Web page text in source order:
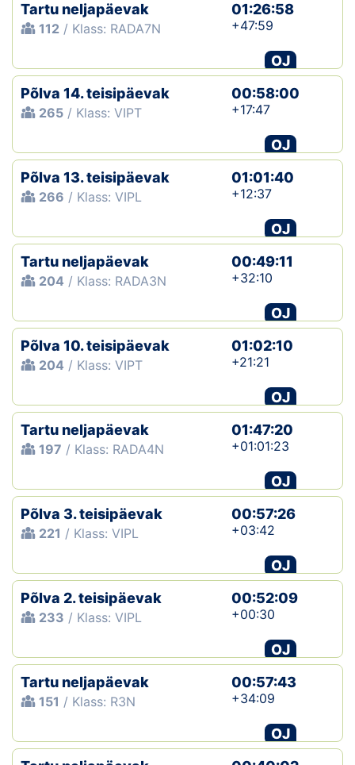
Tartu neljapäevak
112 / Klass: RADA7N
01:26:58
+47:59
OJ
Põlva 14. teisipäevak
265 / Klass: VIPT
00:58:00
+17:47
OJ
Põlva 13. teisipäevak
266 / Klass: VIPL
01:01:40
+12:37
OJ
Tartu neljapäevak
204 / Klass: RADA3N
00:49:11
+32:10
OJ
Põlva 10. teisipäevak
204 / Klass: VIPT
01:02:10
+21:21
OJ
Tartu neljapäevak
197 / Klass: RADA4N
01:47:20
+01:01:23
OJ
Põlva 3. teisipäevak
221 / Klass: VIPL
00:57:26
+03:42
OJ
Põlva 2. teisipäevak
233 / Klass: VIPL
00:52:09
+00:30
OJ
Tartu neljapäevak
151 / Klass: R3N
00:57:43
+34:09
OJ